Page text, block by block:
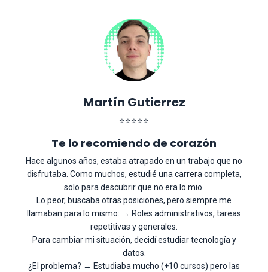
Martín Gutierrez
⭐⭐⭐⭐⭐
Te lo recomiendo de corazón
Hace algunos años, estaba atrapado en un trabajo que no
disfrutaba. Como muchos, estudié una carrera completa,
solo para descubrir que no era lo mio.
Lo peor, buscaba otras posiciones, pero siempre me
llamaban para lo mismo: → Roles administrativos, tareas
repetitivas y generales.
Para cambiar mi situación, decidí estudiar tecnología y
datos.
¿El problema? → Estudiaba mucho (+10 cursos) pero las